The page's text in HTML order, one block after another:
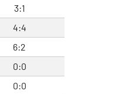
3:1
4:4
6:2
0:0
0:0